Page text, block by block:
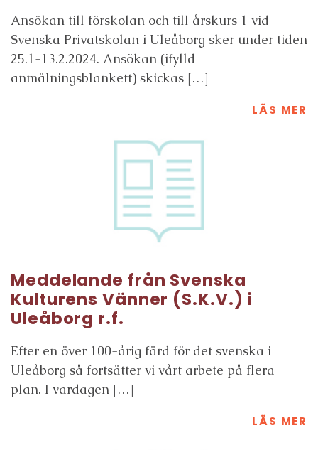
Ansökan till förskolan och till årskurs 1 vid
Svenska Privatskolan i Uleåborg sker under tiden
25.1-13.2.2024. Ansökan (ifylld
anmälningsblankett) skickas […]
LÄS MER
Meddelande från Svenska
Kulturens Vänner (S.K.V.) i
Uleåborg r.f.
Efter en över 100-årig färd för det svenska i
Uleåborg så fortsätter vi vårt arbete på flera
plan. I vardagen […]
LÄS MER